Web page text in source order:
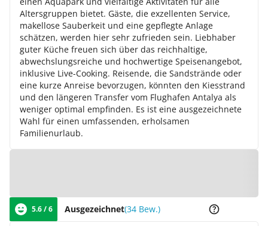
Altersgruppen bietet. Gäste, die exzellenten Service,
makellose Sauberkeit und eine gepflegte Anlage
schätzen, werden hier sehr zufrieden sein. Liebhaber
guter Küche freuen sich über das reichhaltige,
abwechslungsreiche und hochwertige Speisenangebot,
inklusive Live-Cooking. Reisende, die Sandstrände oder
eine kurze Anreise bevorzugen, könnten den Kiesstrand
und den längeren Transfer vom Flughafen Antalya als
weniger optimal empfinden. Es ist eine ausgezeichnete
Wahl für einen umfassenden, erholsamen
Familienurlaub.
5.6 / 6 Ausgezeichnet(34 Bew.)